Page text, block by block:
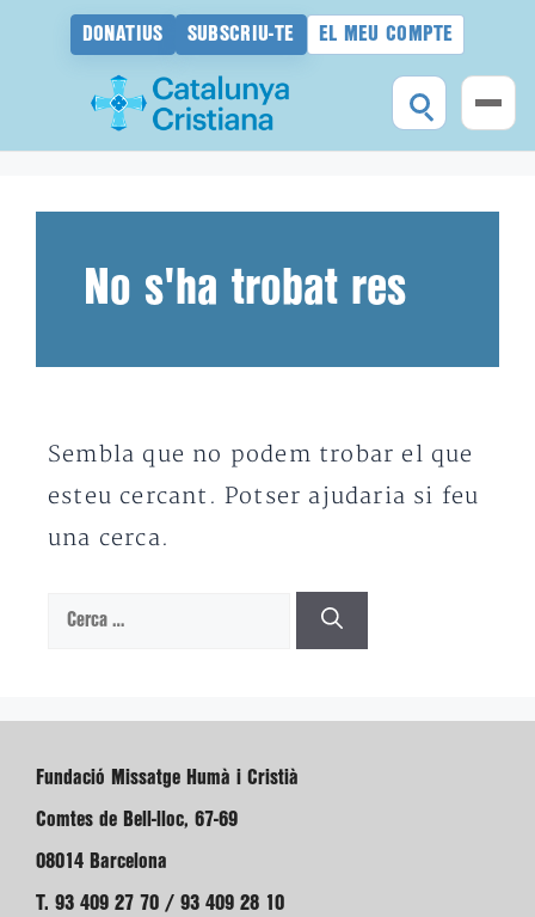
DONATIUS SUBSCRIU-TE EL MEU COMPTE
No s'ha trobat res
Sembla que no podem trobar el que
esteu cercant. Potser ajudaria si feu
una cerca.
Cerca:
Fundació Missatge Humà i Cristià
Comtes de Bell-lloc, 67-69
08014 Barcelona
T. 93 409 27 70 / 93 409 28 10